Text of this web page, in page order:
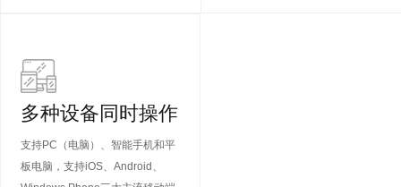
多种设备同时操作
支持PC（电脑）、智能手机和平
板电脑，支持iOS、Android、